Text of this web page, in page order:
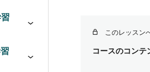
このレッスン
コースのコン